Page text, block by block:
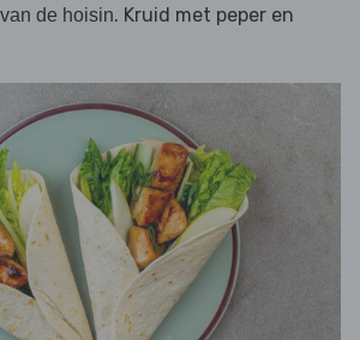
de hoisin. Kruid met peper en